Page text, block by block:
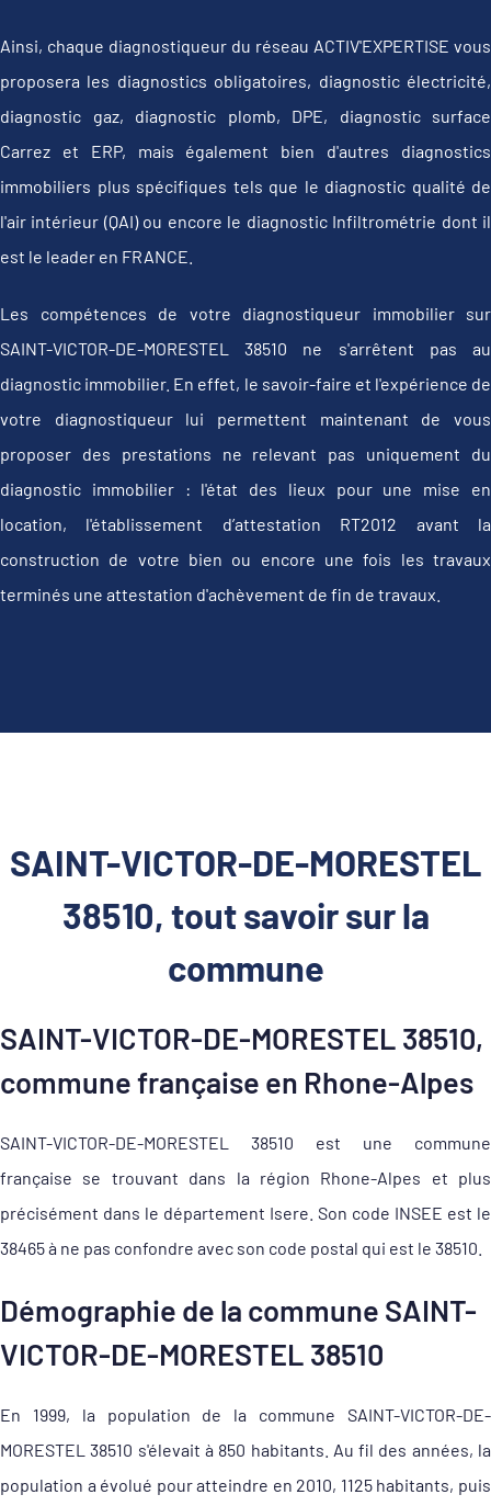
Ainsi, chaque diagnostiqueur du réseau ACTIV'EXPERTISE vous
proposera les diagnostics obligatoires, diagnostic électricité,
diagnostic gaz, diagnostic plomb, DPE, diagnostic surface
Carrez et ERP, mais également bien d'autres diagnostics
immobiliers plus spécifiques tels que le diagnostic qualité de
l'air intérieur (QAI) ou encore le diagnostic Infiltrométrie dont il
est le leader en FRANCE.
Les compétences de votre diagnostiqueur immobilier sur
SAINT-VICTOR-DE-MORESTEL 38510 ne s'arrêtent pas au
diagnostic immobilier. En effet, le savoir-faire et l'expérience de
votre diagnostiqueur lui permettent maintenant de vous
proposer des prestations ne relevant pas uniquement du
diagnostic immobilier : l'état des lieux pour une mise en
location, l'établissement d’attestation RT2012 avant la
construction de votre bien ou encore une fois les travaux
terminés une attestation d'achèvement de fin de travaux.
SAINT-VICTOR-DE-MORESTEL
38510, tout savoir sur la
commune
SAINT-VICTOR-DE-MORESTEL 38510,
commune française en Rhone-Alpes
SAINT-VICTOR-DE-MORESTEL 38510 est une commune
française se trouvant dans la région Rhone-Alpes et plus
précisément dans le département Isere. Son code INSEE est le
38465 à ne pas confondre avec son code postal qui est le 38510.
Démographie de la commune SAINT-
VICTOR-DE-MORESTEL 38510
En 1999, la population de la commune SAINT-VICTOR-DE-
MORESTEL 38510 s'élevait à 850 habitants. Au fil des années, la
population a évolué pour atteindre en 2010, 1125 habitants, puis